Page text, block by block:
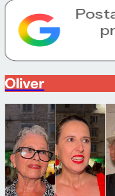
Oliver